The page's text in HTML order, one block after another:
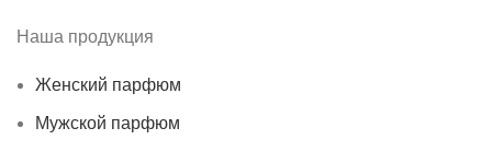
Наша продукция
Женский парфюм
Мужской парфюм